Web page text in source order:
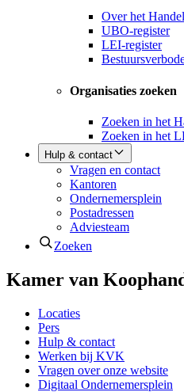
Over het
UBO-register
LEI-register
Organisaties zoeken
Zoeken in het
Zoeken in het
Hulp & contact
Vragen en contact
Kantoren
Ondernemersplein
Postadressen
Adviesteam
Zoeken
Kamer van
Locaties
Pers
Hulp & contact
Werken bij KVK
Vragen over onze website
Digitaal Ondernemersplein